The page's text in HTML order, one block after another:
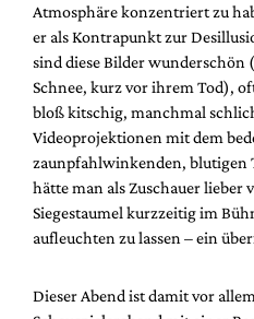
Atmosphäre konzentriert zu
er als Kontrapunkt zur
sind diese Bilder wunderschön
Schnee, kurz vor ihrem Tod),
bloß kitschig, manchmal
Videoprojektionen mit dem
zaunpfahlwinkenden, blutigen
hätte man als Zuschauer lieber
Siegestaumel kurzzeitig im
aufleuchten zu lassen – ein
Dieser Abend ist damit vor